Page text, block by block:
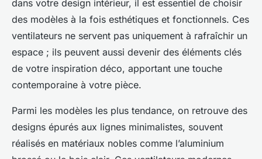
dans votre design intérieur, il est essentiel de choisir
des modèles à la fois esthétiques et fonctionnels. Ces
ventilateurs ne servent pas uniquement à rafraîchir un
espace ; ils peuvent aussi devenir des éléments clés
de votre inspiration déco, apportant une touche
contemporaine à votre pièce.
Parmi les modèles les plus tendance, on retrouve des
designs épurés aux lignes minimalistes, souvent
réalisés en matériaux nobles comme l’aluminium